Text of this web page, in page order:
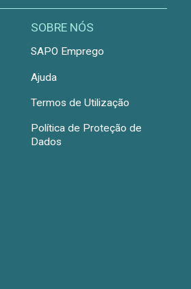
SOBRE NÓS
SAPO Emprego
Ajuda
Termos de Utilização
Política de Proteção de
Dados